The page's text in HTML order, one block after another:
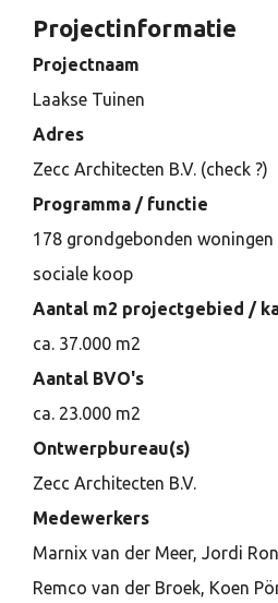
Projectinformatie
Projectnaam
Laakse Tuinen
Adres
Zecc Architecten B.V. (check ?)
Programma / functie
178 grondgebonden
sociale koop
Aantal m2 projectgebied /
ca. 37.000 m2
Aantal BVO's
ca. 23.000 m2
Ontwerpbureau(s)
Zecc Architecten B.V.
Medewerkers
Marnix van der Meer, Jordi
Remco van der Broek, Koen